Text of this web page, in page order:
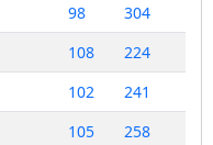
98
304
108
224
102
241
105
258